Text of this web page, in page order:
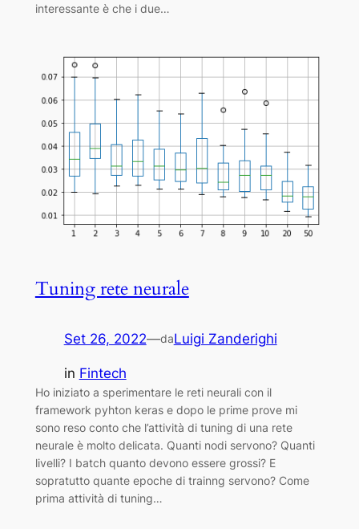
interessante è che i due…
Tuning rete neurale
Set 26, 2022—daLuigi Zanderighi
in Fintech
Ho iniziato a sperimentare le reti neurali con il
framework pyhton keras e dopo le prime prove mi
sono reso conto che l’attività di tuning di una rete
neurale è molto delicata. Quanti nodi servono? Quanti
livelli? I batch quanto devono essere grossi? E
sopratutto quante epoche di trainng servono? Come
prima attività di tuning…